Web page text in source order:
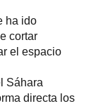
ha ido
cortar
el espacio
Sáhara
directa los